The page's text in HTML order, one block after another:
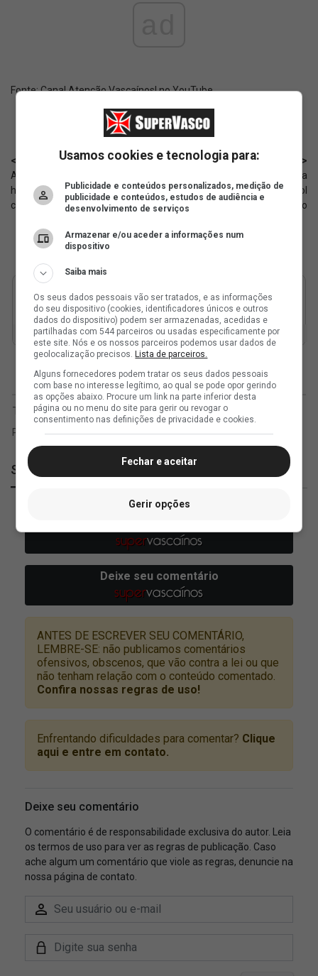
Fonte:Canal Atenção Vascaínos! no YouTube
< Anterior
Andrés Gómez entra em campo
hoje (23); atacante deve
começar no banco
Próximo >
Próximo do Vasco, Deossa já era
monitorado pelo futebol
brasileiro
SuperVasco
Usamos cookies e tecnologia para:
Publicidade e conteúdos personalizados, medição de
publicidade e conteúdos, estudos de audiência e
desenvolvimento de serviços
Armazenar e/ou aceder a informações num
dispositivo
Saiba mais
Os seus dados pessoais vão ser tratados, e as informações
do seu dispositivo (cookies, identificadores únicos e outros
dados do dispositivo) podem ser armazenadas, acedidas e
partilhadas com 544 parceiros ou usadas especificamente por
este site. Nós e os nossos parceiros podemos usar dados de
geolocalização precisos.Lista de parceiros.
Alguns fornecedores podem tratar os seus dados pessoais
com base no interesse legítimo, ao qual se pode opor gerindo
as opções abaixo. Procure um link na parte inferior desta
página ou no menu do site para gerir ou revogar o
consentimento nas definições de privacidade e cookies.
Fechar e aceitar
Gerir opções